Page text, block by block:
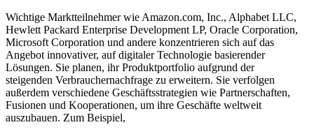
Wichtige Marktteilnehmer wie Amazon.com, Inc., Alphabet LLC,
Hewlett Packard Enterprise Development LP, Oracle Corporation,
Microsoft Corporation und andere konzentrieren sich auf das
Angebot innovativer, auf digitaler Technologie basierender
Lösungen. Sie planen, ihr Produktportfolio aufgrund der
steigenden Verbrauchernachfrage zu erweitern. Sie verfolgen
außerdem verschiedene Geschäftsstrategien wie Partnerschaften,
Fusionen und Kooperationen, um ihre Geschäfte weltweit
auszubauen. Zum Beispiel,